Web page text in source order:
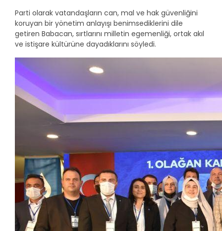
Parti olarak vatandaşların can, mal ve hak güvenliğini
koruyan bir yönetim anlayışı benimsediklerini dile
getiren Babacan, sırtlarını milletin egemenliği, ortak akıl
ve istişare kültürüne dayadıklarını söyledi.